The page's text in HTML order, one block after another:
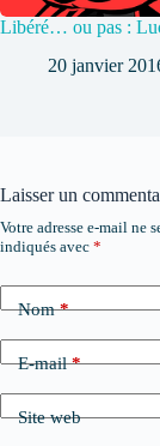
Libéré… ou pas :
20 janvier
Laisser un
Votre adresse e-mail ne
indiqués avec *
Nom*
E-mail*
Site web